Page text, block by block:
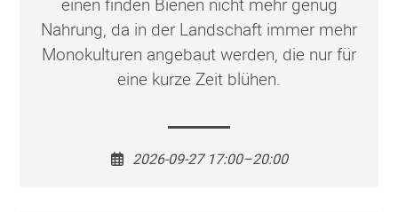
Nahrung, da in der Landschaft immer mehr
Monokulturen angebaut werden, die nur für
eine kurze Zeit blühen.
2026-09-27 17:00–20:00